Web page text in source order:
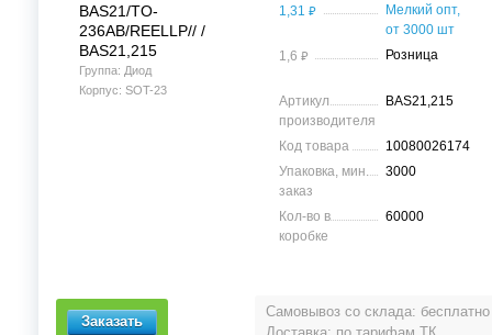
Самовывоз со склада: бесплатно
BAS21/TO-
236AB/REELLP// /
BAS21,215
Группа: Диод
Корпус: SOT-23
1,31 ⃏
Мелкий опт,
от 3000 шт
1,6 ⃏ Розница
Артикул
производителя
BAS21,215
Код товара
10080026174
Упаковка, мин.
заказ
3000
Кол-во в
коробке
60000